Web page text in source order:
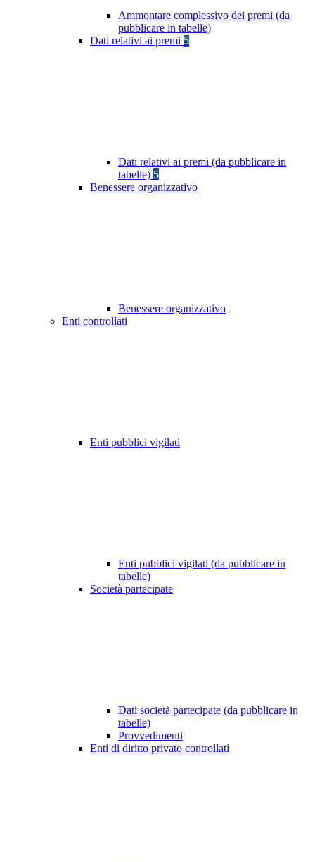
Ammontare complessivo dei premi (da
pubblicare in tabelle)
Dati relativi ai premi 5
Dati relativi ai premi (da pubblicare in
tabelle) 5
Benessere organizzativo
Benessere organizzativo
Enti controllati
Enti pubblici vigilati
Enti pubblici vigilati (da pubblicare in
tabelle)
Società partecipate
Dati società partecipate (da pubblicare in
tabelle)
Provvedimenti
Enti di diritto privato controllati